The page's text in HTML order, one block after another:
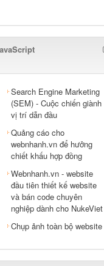
Search Engine Marketing
(SEM) - Cuộc chiến giành
vị trí dẫn đầu
Quảng cáo cho
webnhanh.vn để hưởng
chiết khấu hợp đồng
Webnhanh.vn - website
đầu tiên thiết kế website
và bán code chuyên
nghiệp dành cho NukeViet
Chụp ảnh toàn bộ website